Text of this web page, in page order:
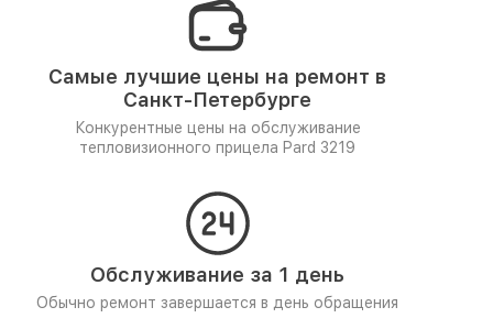
Самые лучшие цены на ремонт в
Санкт-Петербурге
Конкурентные цены на обслуживание
тепловизионного прицела Pard 3219
Обслуживание за 1 день
Обычно ремонт завершается в день обращения